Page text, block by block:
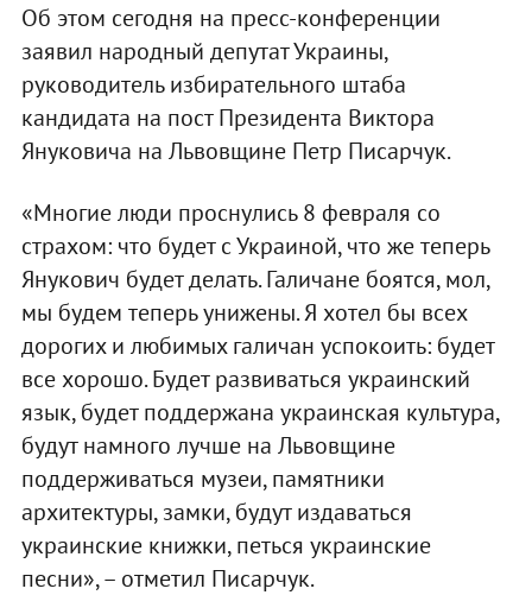
Об этом сегодня на пресс-конференции
заявил народный депутат Украины,
руководитель избирательного штаба
кандидата на пост Президента Виктора
Януковича на Львовщине Петр Писарчук.
«Многие люди проснулись 8 февраля со
страхом: что будет с Украиной, что же теперь
Янукович будет делать. Галичане боятся, мол,
мы будем теперь унижены. Я хотел бы всех
дорогих и любимых галичан успокоить: будет
все хорошо. Будет развиваться украинский
язык, будет поддержана украинская культура,
будут намного лучше на Львовщине
поддерживаться музеи, памятники
архитектуры, замки, будут издаваться
украинские книжки, петься украинские
песни», – отметил Писарчук.